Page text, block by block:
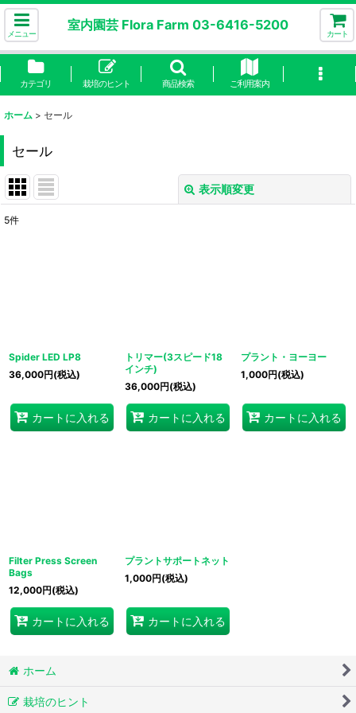
メニュー
室内園芸 Flora Farm 03-6416-5200
カート
カテゴリ 栽培のヒント 商品検索 ご利用案内
ホーム > セール
セール
表示順変更
5件
Spider LED LP8
36,000円(税込)
カートに入れる
トリマー(3スピード18
インチ)
36,000円(税込)
カートに入れる
プラント・ヨーヨー
1,000円(税込)
カートに入れる
Filter Press Screen
Bags
12,000円(税込)
カートに入れる
プラントサポートネット
1,000円(税込)
カートに入れる
ホーム
栽培のヒント